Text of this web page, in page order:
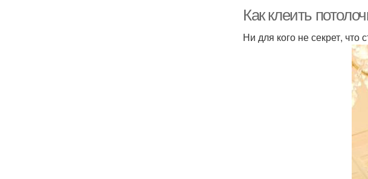
Как клеить
Ни для кого не секрет,